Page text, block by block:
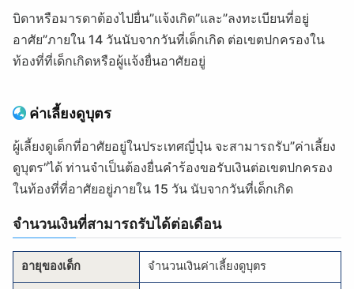
บิดาหรือมารดาต้องไปยื่น”แจ้งเกิด”และ”ลงทะเบียนที่อยู่
อาศัย”ภายใน 14 วันนับจากวันที่เด็กเกิด ต่อเขตปกครองใน
ท้องที่ที่เด็กเกิดหรือผู้แจ้งยื่นอาศัยอยู่
ค่าเลี้ยงดูบุตร
ผู้เลี้ยงดูเด็กที่อาศัยอยู่ในประเทศญี่ปุ่น จะสามารถรับ”ค่าเลี้ยง
ดูบุตร”ได้ ท่านจำเป็นต้องยื่นคำร้องขอรับเงินต่อเขตปกครอง
ในท้องที่ที่อาศัยอยู่ภายใน 15 วัน นับจากวันที่เด็กเกิด
จำนวนเงินที่สามารถรับได้ต่อเดือน
อายุของเด็ก จำนวนเงินค่าเลี้ยงดูบุตร